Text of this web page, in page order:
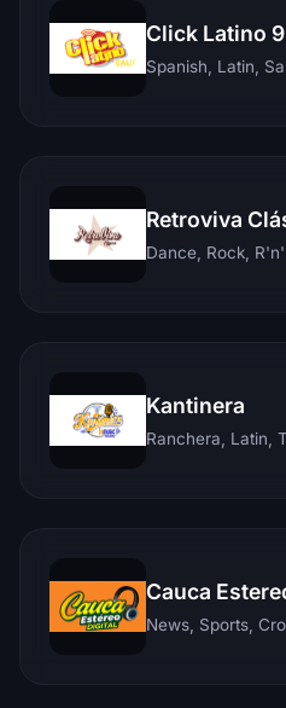
Click Latino
Spanish, Latin,
Retroviva
Kantinera
Ranchera, Latin,
Cauca
News, Sports,